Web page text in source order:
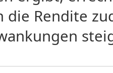
die Rendite